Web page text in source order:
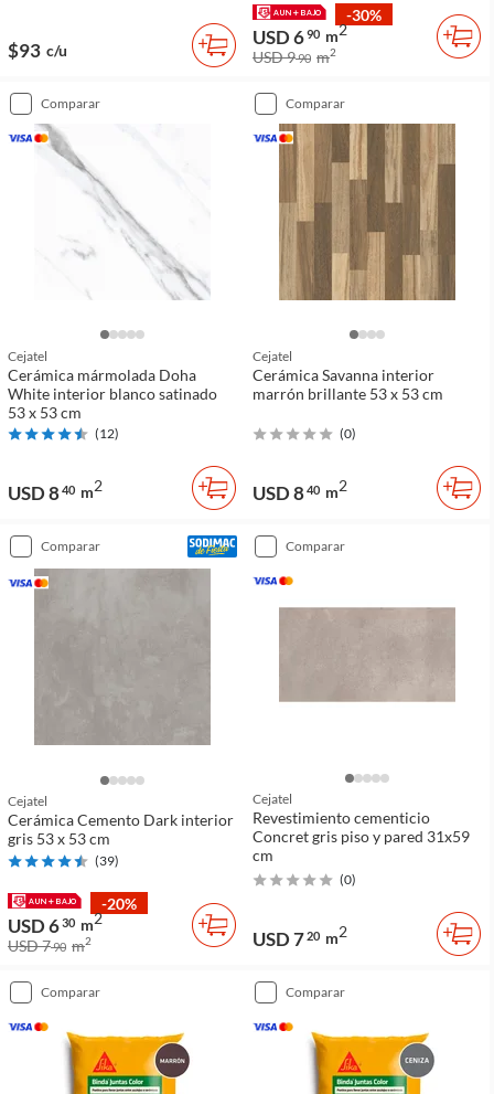
$93 c/u
-30%
USD 690 m2
USD 990 m2
comparar
Cejatel
Cerámica mármolada Doha
White interior blanco satinado
53 x 53 cm
(12)
USD 840 m2
comparar
Cejatel
Cerámica Savanna interior
marrón brillante 53 x 53 cm
(0)
USD 840 m2
comparar
Cejatel
Cerámica Cemento Dark interior
gris 53 x 53 cm
(39)
-20%
USD 630 m2
USD 790 m2
comparar
Cejatel
Revestimiento cementicio
Concret gris piso y pared 31x59
cm
(0)
USD 720 m2
comparar comparar